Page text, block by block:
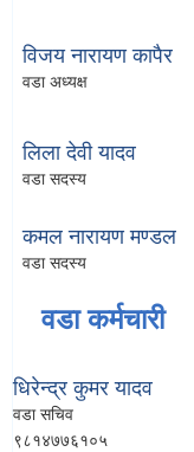
विजय नारायण कापैर
वडा अध्यक्ष
लिला देवी यादव
वडा सदस्य
कमल नारायण मण्डल
वडा सदस्य
वडा कर्मचारी
धिरेन्द्र कुमर यादव
वडा सचिव
९८१४७७६१०५